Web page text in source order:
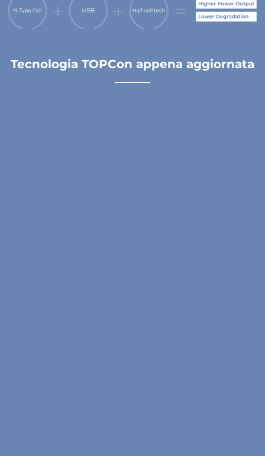
Tecnologia TOPCon appena aggiornata